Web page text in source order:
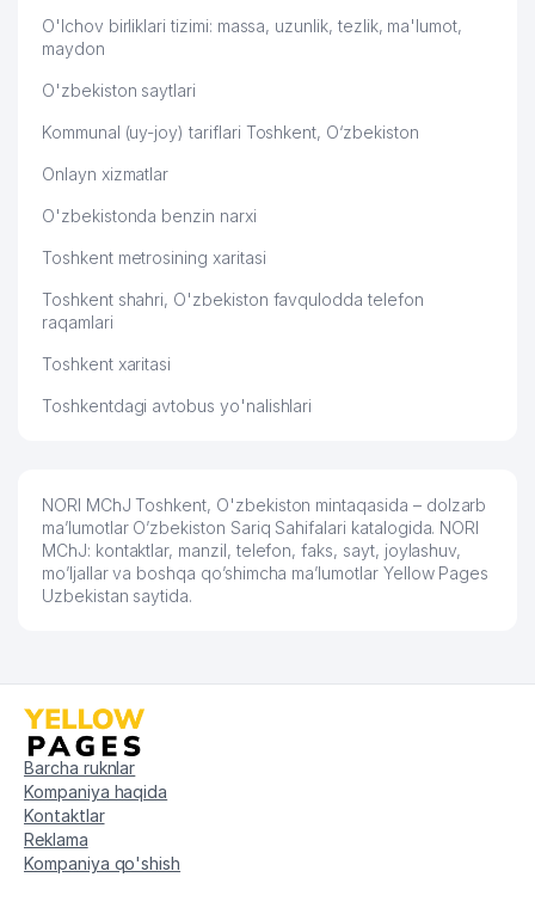
ADVOKATLIK BYUROSI
52 AIR TRAVEL LINK MChJ
53 AGROMIR GROUP ASSOTSIATSIYASI
NEWS MEDIA GROUP XUSUSIY
55 VIZA-KOM MChJ
TARTIBDAGI TADBIRKOR
57 MAORIF PLUS MChJ
59 Junior Transport 256 м
60
FERULA TRADING XUSUSIY
KORXONASI
257 м
MChJ
63
BAGDANOV NIKITA YAKKA
TARTIBDAGI TADBIRKOR
64 TERMO PRINT MChJ
65
TADBIRKOR
O'lchov birliklari tizimi: massa, uzunlik, tezlik, ma'lumot,
maydon
O'zbekiston saytlari
Kommunal (uy-joy) tariflari Toshkent, O‘zbekiston
Onlayn xizmatlar
O'zbekistonda benzin narxi
Toshkent metrosining xaritasi
Toshkent shahri, O'zbekiston favqulodda telefon
raqamlari
Toshkent xaritasi
Toshkentdagi avtobus yo'nalishlari
NORI MChJ Toshkent, O'zbekiston mintaqasida – dolzarb
ma’lumotlar O’zbekiston Sariq Sahifalari katalogida. NORI
MChJ: kontaktlar, manzil, telefon, faks, sayt, joylashuv,
mo’ljallar va boshqa qo’shimcha ma’lumotlar Yellow Pages
Uzbekistan saytida.
Barcha ruknlar
Kompaniya haqida
Kontaktlar
Reklama
Kompaniya qo'shish